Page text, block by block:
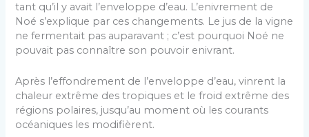
tant qu’il y avait l’enveloppe d’eau. L’enivrement de
Noé s’explique par ces changements. Le jus de la vigne
ne fermentait pas auparavant ; c’est pourquoi Noé ne
pouvait pas connaître son pouvoir enivrant.
Après l’effondrement de l’enveloppe d’eau, vinrent la
chaleur extrême des tropiques et le froid extrême des
régions polaires, jusqu’au moment où les courants
océaniques les modifièrent.